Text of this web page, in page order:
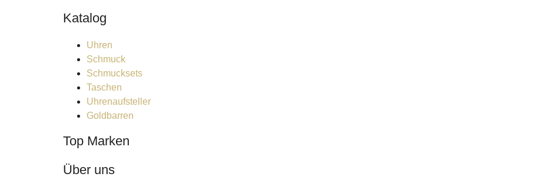
Katalog
Uhren
Schmuck
Schmucksets
Taschen
Uhrenaufsteller
Goldbarren
Top Marken
Über uns